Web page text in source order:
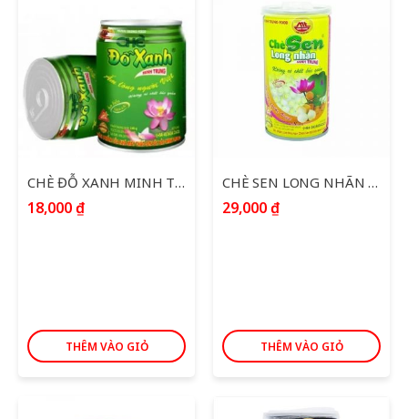
CHÈ ĐỖ XANH MINH TRUNG 240G
18,000₫
THÊM VÀO GIỎ
CHÈ SEN LONG NHÃN MINH TRUNG 365G
29,000₫
THÊM VÀO GIỎ